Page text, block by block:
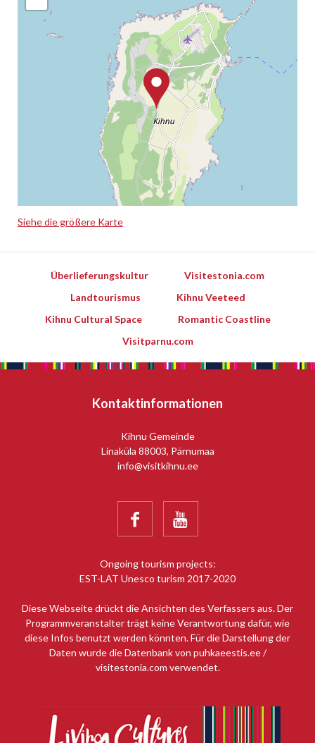
Siehe die größere Karte
Überlieferungskultur
Visitestonia.com
Landtourismus
Kihnu Veeteed
Kihnu Cultural Space
Romantic Coastline
Visitparnu.com
Kontaktinformationen
Kihnu Gemeinde
Linaküla 88003, Pärnumaa
info@visitkihnu.ee
 
Ongoing tourism projects:
EST-LAT Unesco turism 2017-2020
Diese Webseite drückt die Ansichten des Verfassers aus. Der
Programmveranstalter trägt keine Verantwortung dafür, wie
diese Infos benutzt werden könnten. Für die Darstellung der
Daten wurde die Datenbank von puhkaeestis.ee /
visitestonia.com verwendet.